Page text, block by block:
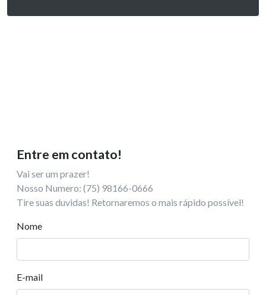
Entre em contato!
Vai ser um prazer!
Nosso Numero: (75) 98166-0666
Tire suas duvidas! Retornaremos o mais rápido possível!
Nome
E-mail